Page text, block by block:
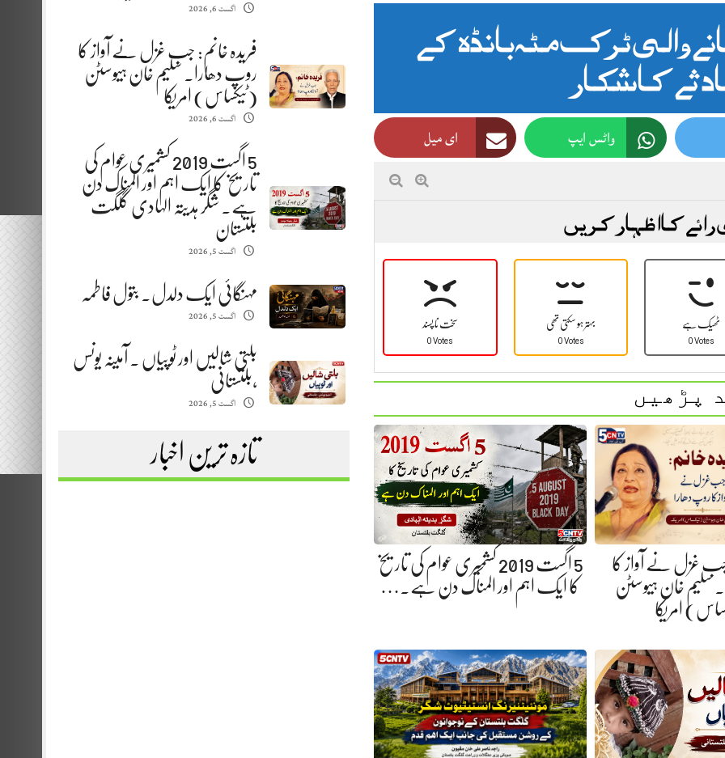
اگست 6, 2026
فریدہ خانم: جب غزل نے آواز کا
روپ دھارا. سلیم خان ہیوسٹن
(ٹیکساس) امریکا
اگست 6, 2026
5 اگست 2019 کشمیری عوام کی
تاریخ کا ایک اہم اور المناک دن
ہے. شگر ہدیتہ الہادی گلگت
بلتستان
اگست 5, 2026
مہنگائی ایک دلدل. بتول فاطمہ
اگست 5, 2026
بلتی شالیں اور ٹوپیاں . آمینہ یونس
،بلتستانی
اگست 5, 2026
تازہ ترین اخبار
والی ٹرک مٹہ بانڈہ کے
کا شکار
واٹس ایپ ای میل
کا اظہار کریں
سخت نا پسند
0 Votes
بہتر ہو سکتی تھی
0 Votes
ٹھیک ہے
0 Votes
پڑھیں
جب غزل نے آواز کا
سلیم خان ہیوسٹن
امریکا
5 اگست 2019 کشمیری عوام کی تاریخ
کا ایک اہم اور المناک دن ہے.…